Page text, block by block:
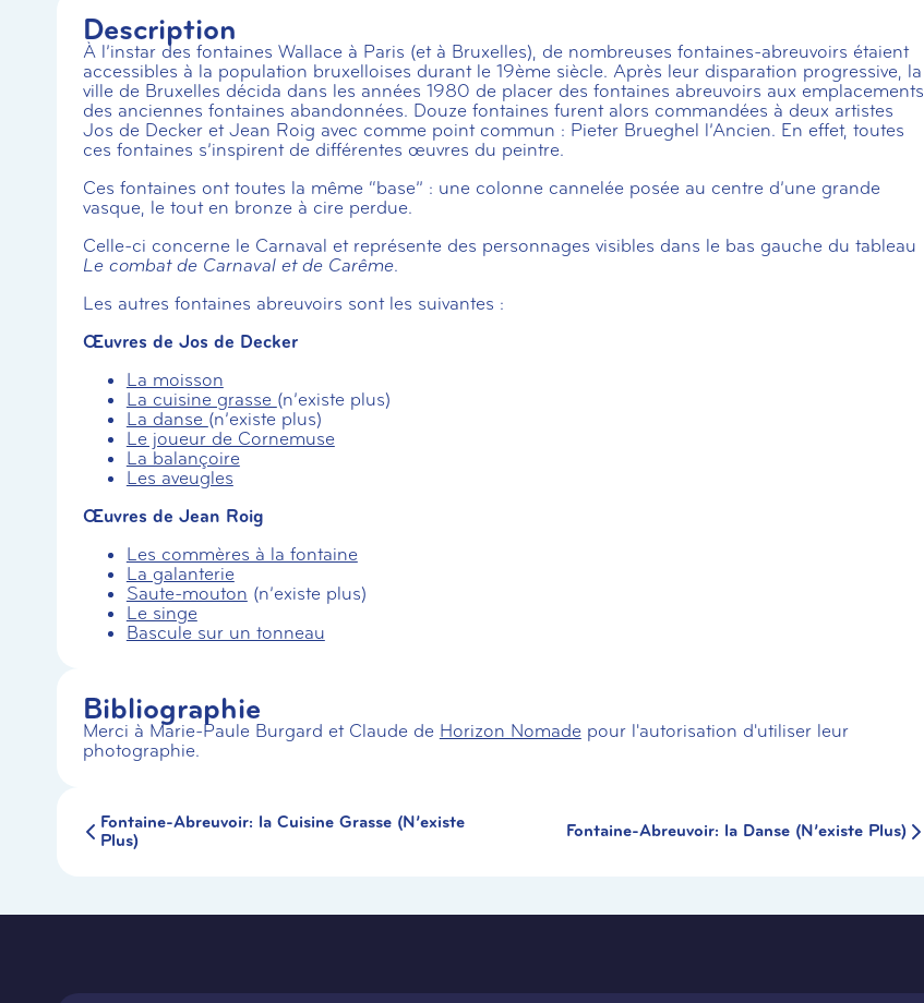
Description
À l’instar des fontaines Wallace à Paris (et à Bruxelles), de nombreuses fontaines-abreuvoirs étaient
accessibles à la population bruxelloises durant le 19ème siècle. Après leur disparation progressive, la
ville de Bruxelles décida dans les années 1980 de placer des fontaines abreuvoirs aux emplacements
des anciennes fontaines abandonnées. Douze fontaines furent alors commandées à deux artistes
Jos de Decker et Jean Roig avec comme point commun : Pieter Brueghel l’Ancien. En effet, toutes
ces fontaines s’inspirent de différentes œuvres du peintre.
Ces fontaines ont toutes la même “base” : une colonne cannelée posée au centre d’une grande
vasque, le tout en bronze à cire perdue.
Celle-ci concerne le Carnaval et représente des personnages visibles dans le bas gauche du tableau
Le combat de Carnaval et de Carême.
Les autres fontaines abreuvoirs sont les suivantes :
Œuvres de Jos de Decker
La moisson
La cuisine grasse (n’existe plus)
La danse (n’existe plus)
Le joueur de Cornemuse
La balançoire
Les aveugles
Œuvres de Jean Roig
Les commères à la fontaine
La galanterie
Saute-mouton (n’existe plus)
Le singe
Bascule sur un tonneau
Bibliographie
Merci à Marie-Paule Burgard et Claude de Horizon Nomadepour l'autorisation d'utiliser leur
photographie.
Fontaine-Abreuvoir: la Cuisine Grasse (N’existe
Plus)
Fontaine-Abreuvoir: la Danse (N’existe Plus)